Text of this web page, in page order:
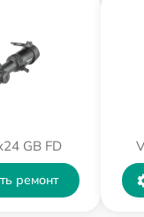
от 60 мин
GB FD
ремонт